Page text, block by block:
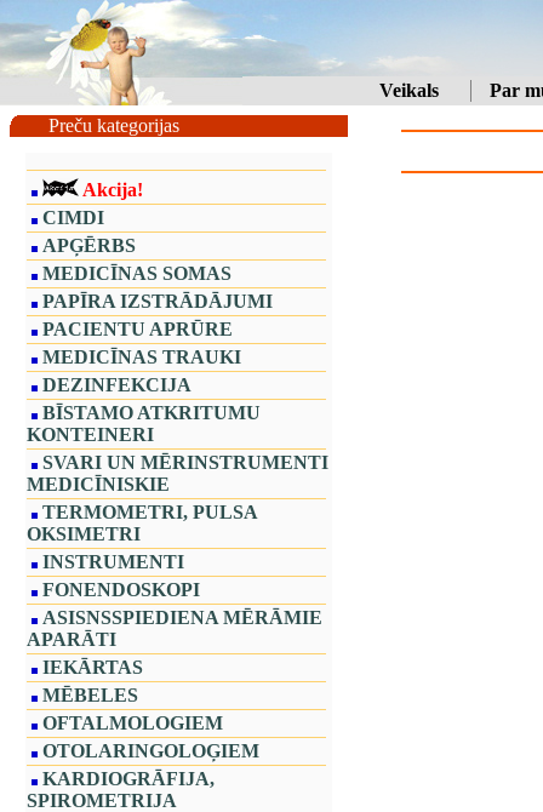
Veikals
Par
Preču kategorijas
Akcija!
CIMDI
APĢĒRBS
MEDICĪNAS SOMAS
PAPĪRA IZSTRĀDĀJUMI
PACIENTU APRŪRE
MEDICĪNAS TRAUKI
DEZINFEKCIJA
BĪSTAMO ATKRITUMU
KONTEINERI
SVARI UN MĒRINSTRUMENTI
MEDICĪNISKIE
TERMOMETRI, PULSA
OKSIMETRI
INSTRUMENTI
FONENDOSKOPI
ASISNSSPIEDIENA MĒRĀMIE
APARĀTI
IEKĀRTAS
MĒBELES
OFTALMOLOGIEM
OTOLARINGOLOĢIEM
KARDIOGRĀFIJA,
SPIROMETRIJA